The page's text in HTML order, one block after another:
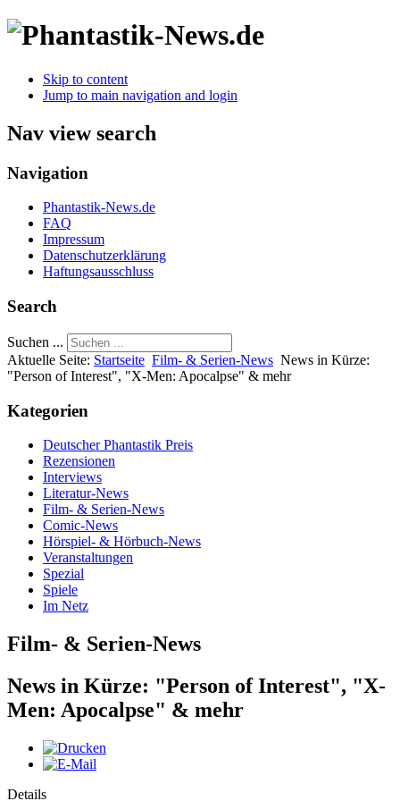
Skip to content
Jump to main navigation and login
Nav view search
Navigation
Phantastik-News.de
FAQ
Impressum
Datenschutzerklärung
Haftungsausschluss
Search
Suchen ...
Aktuelle Seite: Startseite Film- & Serien-News News in Kürze:
"Person of Interest", "X-Men: Apocalpse" & mehr
Kategorien
Deutscher Phantastik Preis
Rezensionen
Interviews
Literatur-News
Film- & Serien-News
Comic-News
Hörspiel- & Hörbuch-News
Veranstaltungen
Spezial
Spiele
Im Netz
Film- & Serien-News
News in Kürze: "Person of Interest", "X-
Men: Apocalpse" & mehr
Details